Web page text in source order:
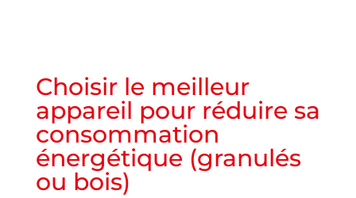
Choisir le meilleur
appareil pour réduire sa
consommation
énergétique (granulés
ou bois)